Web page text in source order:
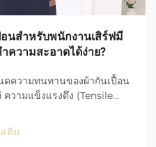
นสำหรับพนักงานเสิร์ฟมี
วามสะอาดได้ง่าย?
ความทนทานของผ้ากันเปื้อน
วามแข็งแรงดึง (Tensile
นพื้นที่ที่มีผู้คนหนาแน่นสูงใน
านเสิร์ฟต้องเผชิญกับการใช้
เติม